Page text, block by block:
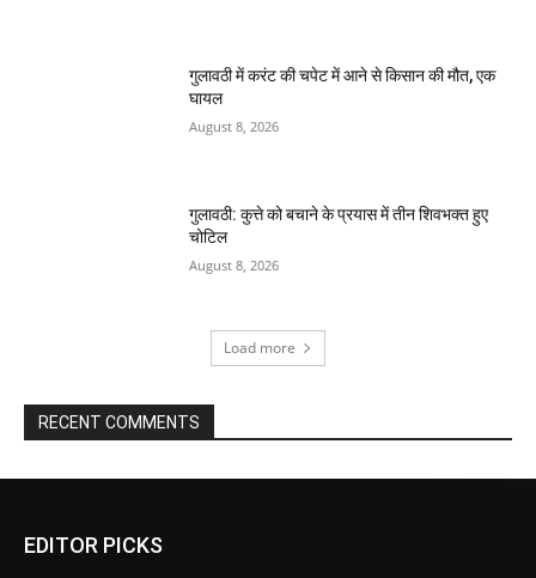
गुलावठी में करंट की चपेट में आने से किसान की मौत, एक
घायल
August 8, 2026
गुलावठी: कुत्ते को बचाने के प्रयास में तीन शिवभक्त हुए
चोटिल
August 8, 2026
Load more
RECENT COMMENTS
EDITOR PICKS